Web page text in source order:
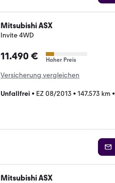
Mitsubishi ASX
Invite 4WD
11.490 € Hoher Preis
Versicherung vergleichen
Unfallfrei • EZ 08/2013 • 147.573 km •
Mitsubishi ASX